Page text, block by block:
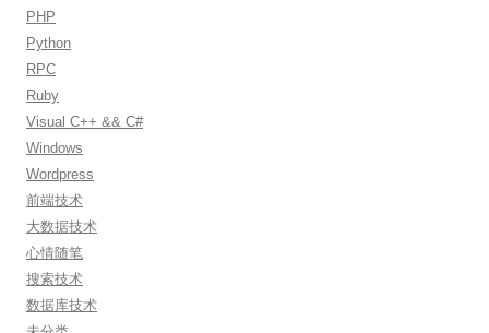
PHP
Python
RPC
Ruby
Visual C++ && C#
Windows
Wordpress
前端技术
大数据技术
心情随笔
搜索技术
数据库技术